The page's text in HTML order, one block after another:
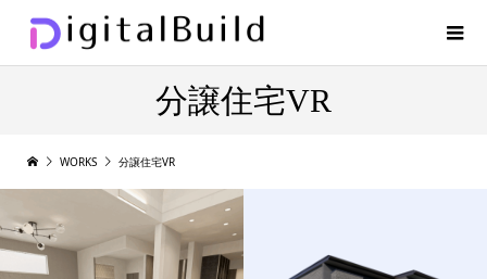
分譲住宅VR
WORKS 分譲住宅VR